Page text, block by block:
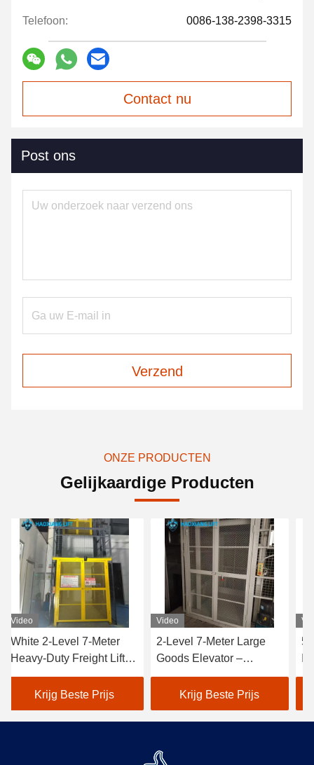
Telefoon: 0086-138-2398-3315
Contact nu
Post ons
Verzend
ONZE PRODUCTEN
Gelijkaardige Producten
Video
White 2-Level 7-Meter
Heavy-Duty Freight Lift –
Customized Outdoor
Goods Elevator
Dedicated to Warehouse
Krijg Beste Prijs
Video
2-Level 7-Meter Large
Goods Elevator –
Tailored Outdoor Heavy-
Duty Freight Lift White
warehouse use
Krijg Beste Prijs